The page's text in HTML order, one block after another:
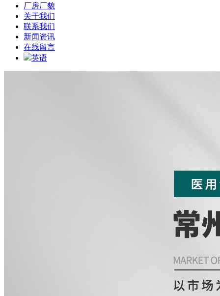
厂房厂貌
关于我们
联系我们
新闻资讯
在线留言
英语